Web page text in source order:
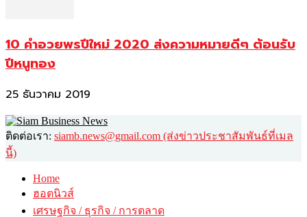
10 คำอวยพรปีใหม่ 2020 ส่งความหมายดีๆ ต้อนรับ
ปีหนูทอง
25 ธันวาคม 2019
ติดต่อเรา: siamb.news@gmail.com (ส่งข่าวประชาสัมพันธ์ที่เมล
นี้)
Home
ฮอตนิวส์
เศรษฐกิจ / ธุรกิจ / การตลาด